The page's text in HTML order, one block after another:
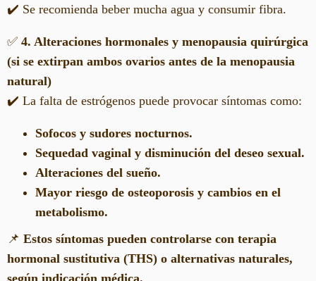
✔️ Se recomienda beber mucha agua y consumir fibra.
✅ 4. Alteraciones hormonales y menopausia quirúrgica
(si se extirpan ambos ovarios antes de la menopausia
natural)
✔️ La falta de estrógenos puede provocar síntomas como:
Sofocos y sudores nocturnos.
Sequedad vaginal y disminución del deseo sexual.
Alteraciones del sueño.
Mayor riesgo de osteoporosis y cambios en el
metabolismo.
📌 Estos síntomas pueden controlarse con terapia
hormonal sustitutiva (THS) o alternativas naturales,